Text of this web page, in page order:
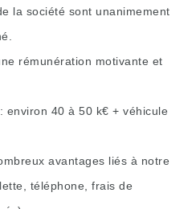
la société sont unanimement
rémunération motivante et
environ 40 à 50 k€ + véhicule
avantages liés à notre
téléphone, frais de